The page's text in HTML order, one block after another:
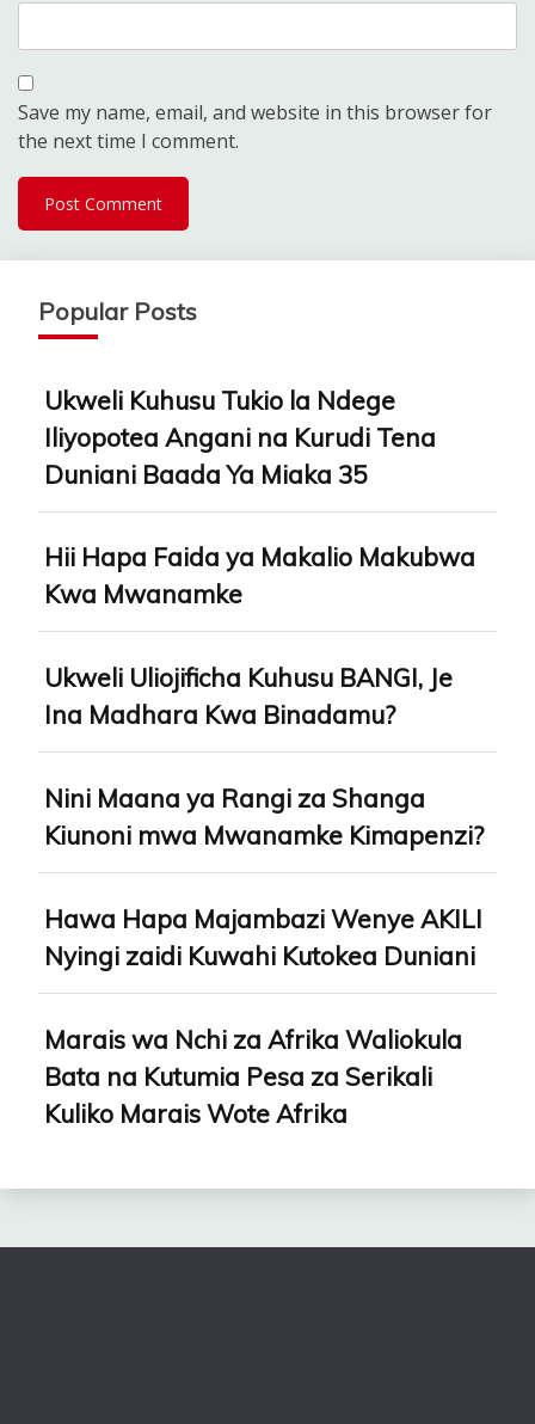
Save my name, email, and website in this browser for
the next time I comment.
Popular Posts
Ukweli Kuhusu Tukio la Ndege
Iliyopotea Angani na Kurudi Tena
Duniani Baada Ya Miaka 35
Hii Hapa Faida ya Makalio Makubwa
Kwa Mwanamke
Ukweli Uliojificha Kuhusu BANGI, Je
Ina Madhara Kwa Binadamu?
Nini Maana ya Rangi za Shanga
Kiunoni mwa Mwanamke Kimapenzi?
Hawa Hapa Majambazi Wenye AKILI
Nyingi zaidi Kuwahi Kutokea Duniani
Marais wa Nchi za Afrika Waliokula
Bata na Kutumia Pesa za Serikali
Kuliko Marais Wote Afrika